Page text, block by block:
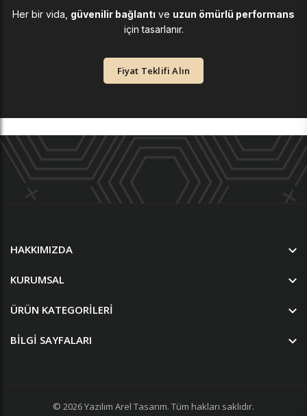
Her bir vida, güvenilir bağlantı ve uzun ömürlü performans
için tasarlanır.
Fiyat Teklifi Alın
HAKKIMIZDA
KURUMSAL
ÜRÜN KATEGORILERI
BILGI SAYFALARI
© 2026Yazılım Arel Tasarım. Tüm hakları saklıdır.